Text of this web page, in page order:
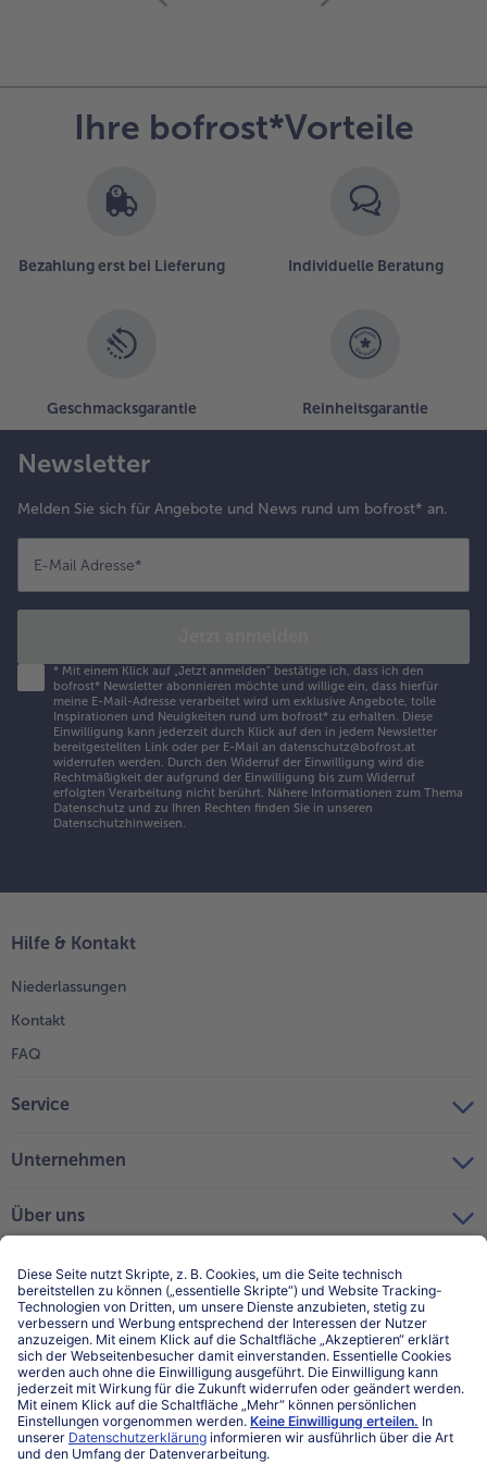
Es
befindenIhre bofrost*Vorteile
Bezahlung erst bei Lieferung Individuelle Beratung
Geschmacksgarantie Reinheitsgarantie
Newsletter
Melden Sie sich für Angebote und News rund um bofrost* an.
E-Mail Adresse*
* Mit einem Klick auf „Jetzt anmelden" bestätige ich, dass ich den
bofrost* Newsletter abonnieren möchte und willige ein, dass hierfür
meine E-Mail-Adresse verarbeitet wird um exklusive Angebote, tolle
Inspirationen und Neuigkeiten rund um bofrost* zu erhalten. Diese
Einwilligung kann jederzeit durch Klick auf den in jedem Newsletter
bereitgestellten Link oder per E-Mail an datenschutz@bofrost.at
widerrufen werden. Durch den Widerruf der Einwilligung wird die
Rechtmäßigkeit der aufgrund der Einwilligung bis zum Widerruf
erfolgten Verarbeitung nicht berührt. Nähere Informationen zum Thema
Datenschutz und zu Ihren Rechten finden Sie in unseren
Datenschutzhinweisen.
Hilfe & Kontakt
Niederlassungen
Kontakt
FAQ
Service
Unternehmen
Über uns